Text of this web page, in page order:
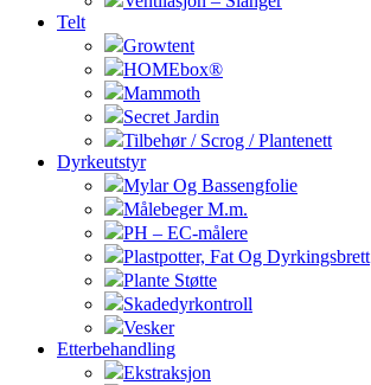
Telt
Growtent
HOMEbox®
Mammoth
Secret Jardin
Tilbehør / Scrog / Plantenett
Dyrkeutstyr
Mylar Og Bassengfolie
Målebeger M.m.
PH – EC-målere
Plastpotter, Fat Og Dyrkingsbrett
Plante Støtte
Skadedyrkontroll
Vesker
Etterbehandling
Ekstraksjon